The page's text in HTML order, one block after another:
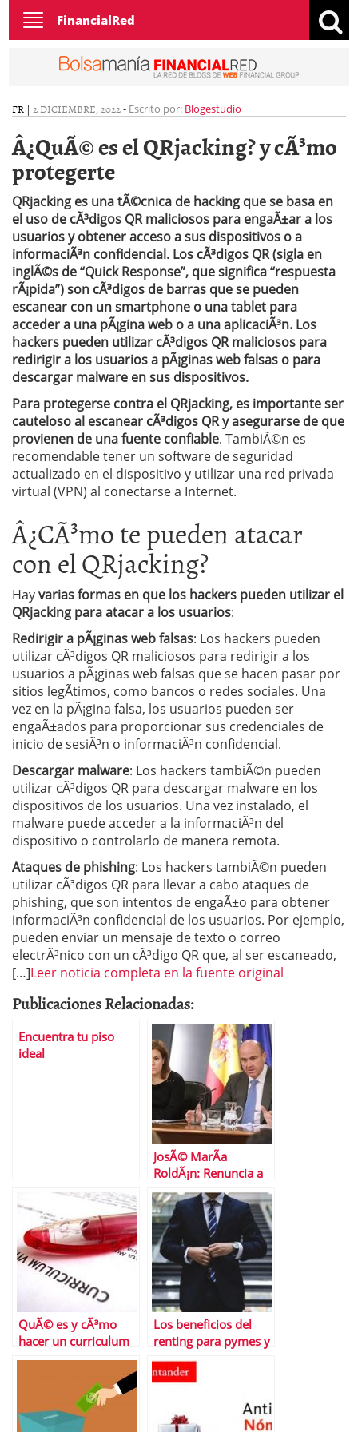
Toggle
navigation
FinancialRed
FR | 2 DICIEMBRE, 2022- Escrito por: Blogestudio
Â¿QuÃ© es el QRjacking? y cÃ³mo
protegerte
QRjacking es una tÃ©cnica de hacking que se basa en
el uso de cÃ³digos QR maliciosos para engaÃ±ar a los
usuarios y obtener acceso a sus dispositivos o a
informaciÃ³n confidencial. Los cÃ³digos QR (sigla en
inglÃ©s de “Quick Response”, que significa “respuesta
rÃ¡pida”) son cÃ³digos de barras que se pueden
escanear con un smartphone o una tablet para
acceder a una pÃ¡gina web o a una aplicaciÃ³n. Los
hackers pueden utilizar cÃ³digos QR maliciosos para
redirigir a los usuarios a pÃ¡ginas web falsas o para
descargar malware en sus dispositivos.
Para protegerse contra el QRjacking, es importante ser
cauteloso al escanear cÃ³digos QR y asegurarse de que
provienen de una fuente confiable. TambiÃ©n es
recomendable tener un software de seguridad
actualizado en el dispositivo y utilizar una red privada
virtual (VPN) al conectarse a Internet.
Â¿CÃ³mo te pueden atacar
con el QRjacking?
Hayvarias formas en que los hackers pueden utilizar el
QRjacking para atacar a los usuarios:
Redirigir a pÃ¡ginas web falsas: Los hackers pueden
utilizar cÃ³digos QR maliciosos para redirigir a los
usuarios a pÃ¡ginas web falsas que se hacen pasar por
sitios legÃ­timos, como bancos o redes sociales. Una
vez en la pÃ¡gina falsa, los usuarios pueden ser
engaÃ±ados para proporcionar sus credenciales de
inicio de sesiÃ³n o informaciÃ³n confidencial.
Descargar malware: Los hackers tambiÃ©n pueden
utilizar cÃ³digos QR para descargar malware en los
dispositivos de los usuarios. Una vez instalado, el
malware puede acceder a la informaciÃ³n del
dispositivo o controlarlo de manera remota.
Ataques de phishing: Los hackers tambiÃ©n pueden
utilizar cÃ³digos QR para llevar a cabo ataques de
phishing, que son intentos de engaÃ±o para obtener
informaciÃ³n confidencial de los usuarios. Por ejemplo,
pueden enviar un mensaje de texto o correo
electrÃ³nico con un cÃ³digo QR que, al ser escaneado,
[…]Leer noticia completa en la fuente original
Publicaciones Relacionadas:
Encuentra tu piso
ideal
JosÃ© MarÃ­a
RoldÃ¡n: Renuncia a
la presidencia de AEB
QuÃ© es y cÃ³mo
hacer un curriculum
temÃ¡tico
Los beneficios del
renting para pymes y
grandes empresas